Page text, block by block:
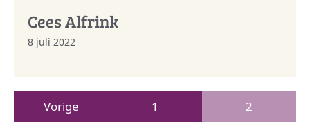
Cees Alfrink
8 juli 2022
Vorige 1 2